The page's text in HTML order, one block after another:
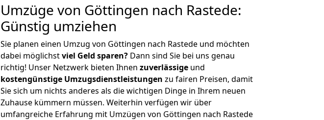
Umzüge von Göttingen nach Rastede:
Günstig umziehen
Sie planen einen Umzug von Göttingen nach Rastede und möchten
dabei möglichstviel Geld sparen? Dann sind Sie bei uns genau
richtig! Unser Netzwerk bieten Ihnen zuverlässige und
kostengünstige Umzugsdienstleistungen zu fairen Preisen, damit
Sie sich um nichts anderes als die wichtigen Dinge in Ihrem neuen
Zuhause kümmern müssen. Weiterhin verfügen wir über
umfangreiche Erfahrung mit Umzügen von Göttingen nach Rastede